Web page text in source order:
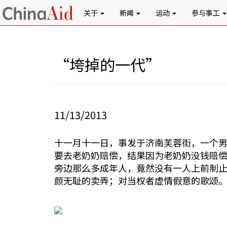
关于 新闻 运动 参与事工
“垮掉的一代”
11/13/2013
十一月十一日，事发于济南芙蓉街，一个
要去老奶奶赔偿，结果因为老奶奶没钱赔
旁边那么多成年人，竟然没有一人上前制
颜无耻的卖弄；对当权者虚情假意的歌颂。